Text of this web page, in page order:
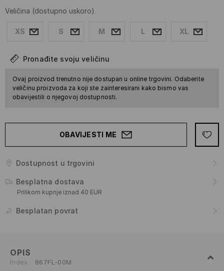
Veličina (dostupno uskoro)
XS S M L XL
Pronađite svoju veličinu
Ovaj proizvod trenutno nije dostupan u online trgovini. Odaberite
veličinu proizvoda za koji ste zainteresirani kako bismo vas
obavijestili o njegovoj dostupnosti.
OBAVIJESTI ME
Dostupnost u trgovini
Besplatna dostava
Prilikom kupnje iznad 40 EUR
Besplatan povrat
OPIS
Index 867FL-00M